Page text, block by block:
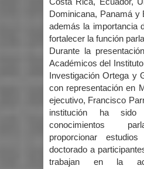
Costa Rica, Ecuador,
Dominicana, Panamá y
además la importancia
fortalecer la función
Durante la
Académicos del
Investigación Ortega y
con representación en
ejecutivo, Francisco
institución ha sido
conocimientos
proporcionar
doctorado a
trabajan en la